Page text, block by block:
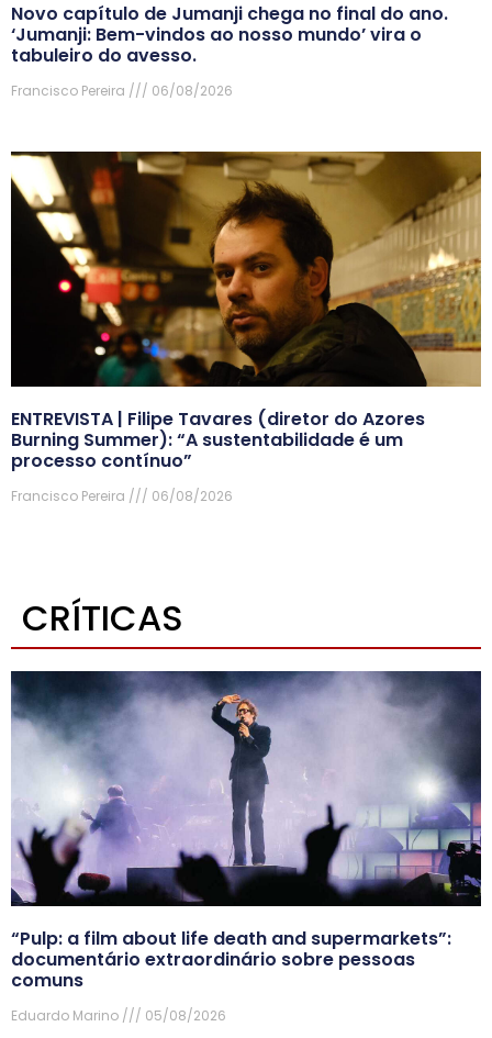
Novo capítulo de Jumanji chega no final do ano.
‘Jumanji: Bem-vindos ao nosso mundo’ vira o
tabuleiro do avesso.
Francisco Pereira 06/08/2026
ENTREVISTA | Filipe Tavares (diretor do Azores
Burning Summer): “A sustentabilidade é um
processo contínuo”
Francisco Pereira 06/08/2026
CRÍTICAS
“Pulp: a film about life death and supermarkets”:
documentário extraordinário sobre pessoas
comuns
Eduardo Marino 05/08/2026